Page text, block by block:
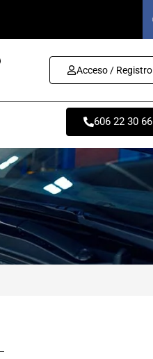
Acceso / Registro
606 22 30 66